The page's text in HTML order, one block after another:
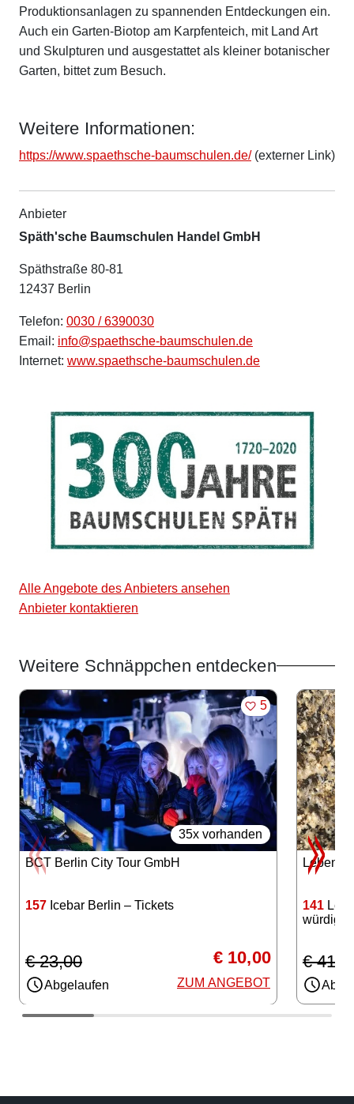
Produktionsanlagen zu spannenden Entdeckungen ein.
Auch ein Garten-Biotop am Karpfenteich, mit Land Art
und Skulpturen und ausgestattet als kleiner botanischer
Garten, bittet zum Besuch.
Weitere Informationen:
https://www.spaethsche-baumschulen.de/(externer Link)
Anbieter
Späth'sche Baumschulen Handel GmbH
Späthstraße 80-81
12437 Berlin
Telefon: 0030 / 6390030
Email: info@spaethsche-baumschulen.de
Internet: www.spaethsche-baumschulen.de
Alle Angebote des Anbieters ansehen
Anbieter kontaktieren
Weitere Schnäppchen entdecken
Angebote im Slider
35x vorhanden
MERKEN
5
BCT Berlin City Tour GmbH
157 Icebar Berlin – Tickets
€ 23,00
Abgelaufen
€ 10,00
ZUM ANGEBOT
141
würdigen
€